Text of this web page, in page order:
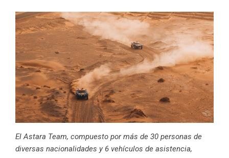
El Astara Team, compuesto por más de 30 personas de
diversas nacionalidades y 6 vehículos de asistencia,